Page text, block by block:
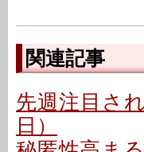
関連記事
先週注目さ
日）